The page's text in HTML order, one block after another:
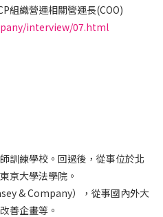
組織營運相關營運長(COO)
interview/07.html
訓練學校。回過後，從事位於北
京大學法學院。
& Company），從事國內外大
善企畫等。